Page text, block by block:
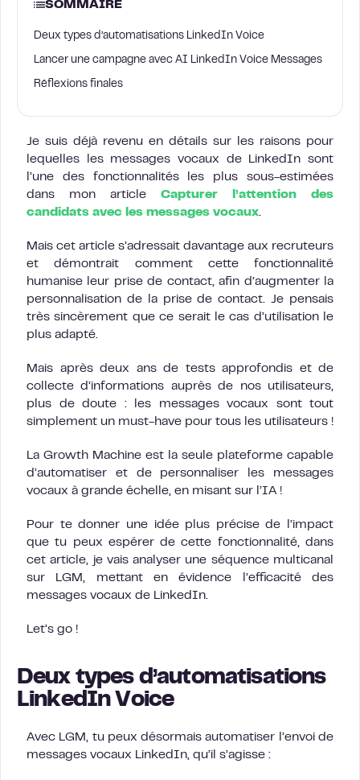
SOMMAIRE
Deux types d’automatisations LinkedIn Voice
Lancer une campagne avec AI LinkedIn Voice Messages
Réflexions finales
Je suis déjà revenu en détails sur les raisons pour
lequelles les messages vocaux de LinkedIn sont
l’une des fonctionnalités les plus sous-estimées
dans mon article Capturer l’attention des
candidats avec les messages vocaux.
Mais cet article s’adressait davantage aux recruteurs
et démontrait comment cette fonctionnalité
humanise leur prise de contact, afin d’augmenter la
personnalisation de la prise de contact. Je pensais
très sincèrement que ce serait le cas d’utilisation le
plus adapté.
Mais après deux ans de tests approfondis et de
collecte d’informations auprès de nos utilisateurs,
plus de doute : les messages vocaux sont tout
simplement un must-have pour tous les utilisateurs !
La Growth Machine est la seule plateforme capable
d’automatiser et de personnaliser les messages
vocaux à grande échelle, en misant sur l’IA !
Pour te donner une idée plus précise de l’impact
que tu peux espérer de cette fonctionnalité, dans
cet article, je vais analyser une séquence multicanal
sur LGM, mettant en évidence l’efficacité des
messages vocaux de LinkedIn.
Let’s go !
Deux types d’automatisations
LinkedIn Voice
Avec LGM, tu peux désormais automatiser l’envoi de
messages vocaux LinkedIn, qu’il s’agisse :